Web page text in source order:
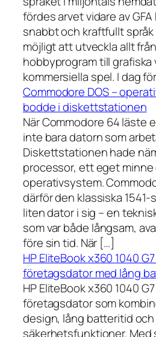
fördes arvet vidare av GFA
snabbt och kraftfullt
möjligt att utveckla allt
hobbyprogram till
kommersiella spel. I dag
Commodore DOS –
bodde i diskettstationen
När Commodore 64 läste
inte bara datorn som
Diskettstationen hade
processor, ett eget
operativsystem.
därför den klassiska
liten dator i sig – en
som var både långsam,
före sin tid. När […]
HP EliteBook x360 1040
företagsdator med lång
HP EliteBook x360 1040
företagsdator som
design, lång batteritid
säkerhetsfunktioner.